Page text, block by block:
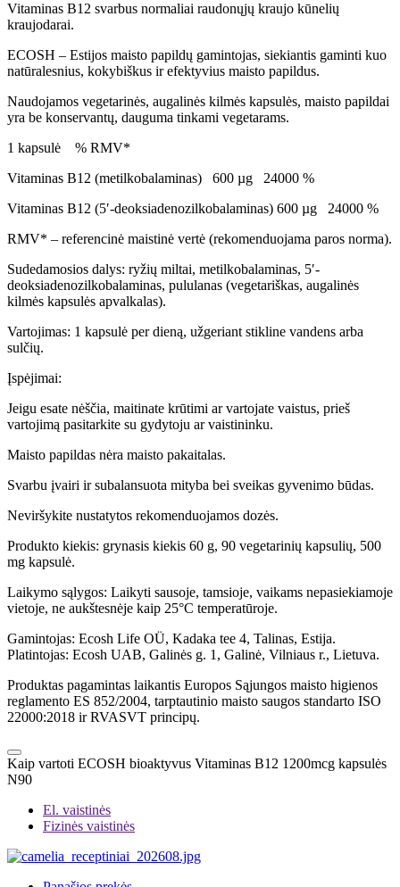
Vitaminas B12 svarbus normaliai raudonųjų kraujo kūnelių
kraujodarai.
ECOSH – Estijos maisto papildų gamintojas, siekiantis gaminti kuo
natūralesnius, kokybiškus ir efektyvius maisto papildus.
Naudojamos vegetarinės, augalinės kilmės kapsulės, maisto papildai
yra be konservantų, dauguma tinkami vegetarams.
1 kapsulė % RMV*
Vitaminas B12 (metilkobalaminas) 600 µg 24000 %
Vitaminas B12 (5′-deoksiadenozilkobalaminas) 600 µg 24000 %
RMV* – referencinė maistinė vertė (rekomenduojama paros norma).
Sudedamosios dalys: ryžių miltai, metilkobalaminas, 5′-
deoksiadenozilkobalaminas, pululanas (vegetariškas, augalinės
kilmės kapsulės apvalkalas).
Vartojimas: 1 kapsulė per dieną, užgeriant stikline vandens arba
sulčių.
Įspėjimai:
Jeigu esate nėščia, maitinate krūtimi ar vartojate vaistus, prieš
vartojimą pasitarkite su gydytoju ar vaistininku.
Maisto papildas nėra maisto pakaitalas.
Svarbu įvairi ir subalansuota mityba bei sveikas gyvenimo būdas.
Neviršykite nustatytos rekomenduojamos dozės.
Produkto kiekis: grynasis kiekis 60 g, 90 vegetarinių kapsulių, 500
mg kapsulė.
Laikymo sąlygos: Laikyti sausoje, tamsioje, vaikams nepasiekiamoje
vietoje, ne aukštesnėje kaip 25°C temperatūroje.
Gamintojas: Ecosh Life OÜ, Kadaka tee 4, Talinas, Estija.
Platintojas: Ecosh UAB, Galinės g. 1, Galinė, Vilniaus r., Lietuva.
Produktas pagamintas laikantis Europos Sąjungos maisto higienos
reglamento ES 852/2004, tarptautinio maisto saugos standarto ISO
22000:2018 ir RVASVT principų.
Kaip vartoti ECOSH bioaktyvus Vitaminas B12 1200mcg kapsulės
N90
El. vaistinės
Fizinės vaistinės